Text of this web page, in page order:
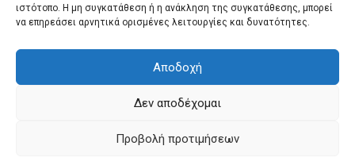
ιστότοπο. Η μη συγκατάθεση ή η ανάκληση της συγκατάθεσης, μπορεί
να επηρεάσει αρνητικά ορισμένες λειτουργίες και δυνατότητες.
Αποδοχή
Δεν αποδέχομαι
Προβολή προτιμήσεων
ΠΟΛΙΤΙΣΜΟΣ
πολιτιστικός θεσμός των
ΚΟΣΜΟΣ
Συρία: Βόμβα εξερράγη σε
λεωφορείο κοντά στη
Δαμασκό – Για πολλούς